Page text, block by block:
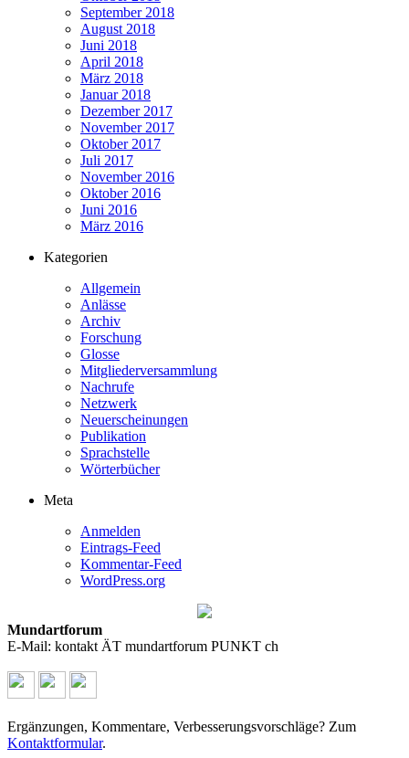
September 2018
August 2018
Juni 2018
April 2018
März 2018
Januar 2018
Dezember 2017
November 2017
Oktober 2017
Juli 2017
November 2016
Oktober 2016
Juni 2016
März 2016
Kategorien
Allgemein
Anlässe
Archiv
Forschung
Glosse
Mitgliederversammlung
Nachrufe
Netzwerk
Neuerscheinungen
Publikation
Sprachstelle
Wörterbücher
Meta
Anmelden
Eintrags-Feed
Kommentar-Feed
WordPress.org
Mundartforum
E-Mail: kontakt ÄT mundartforum PUNKT ch
Ergänzungen, Kommentare, Verbesserungsvorschläge? Zum
Kontaktformular.